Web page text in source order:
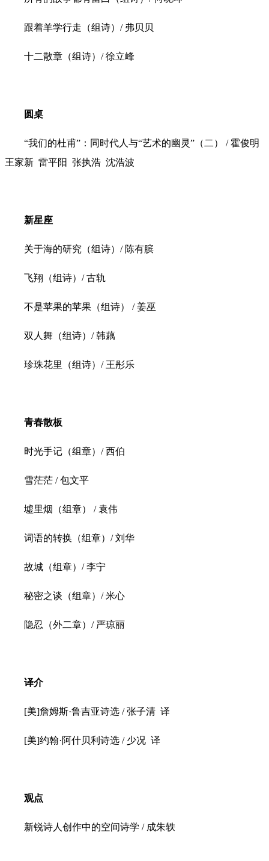
跟着羊学行走（组诗）/ 弗贝贝
十二散章（组诗）/ 徐立峰
圆桌
“我们的杜甫”：同时代人与“艺术的幽灵”（二） / 霍俊明
王家新 雷平阳 张执浩 沈浩波
新星座
关于海的研究（组诗）/ 陈有膑
飞翔（组诗）/ 古轨
不是苹果的苹果（组诗） / 姜巫
双人舞（组诗）/ 韩藕
珍珠花里（组诗）/ 王彤乐
青春散板
时光手记（组章）/ 西伯
雪茫茫 / 包文平
墟里烟（组章） / 袁伟
词语的转换（组章）/ 刘华
故城（组章）/ 李宁
秘密之谈（组章）/ 米心
隐忍（外二章）/ 严琼丽
译介
[美]詹姆斯·鲁吉亚诗选 / 张子清 译
[美]约翰·阿什贝利诗选 / 少况 译
观点
新锐诗人创作中的空间诗学 / 成朱轶